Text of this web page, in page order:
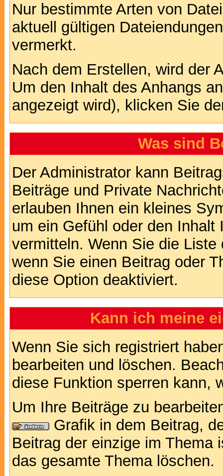
Nur bestimmte Arten von
aktuell gültigen
vermerkt.
Nach dem Erstellen, wird der
Um den Inhalt des Anhangs
angezeigt wird), klicken Sie
Was sind
Der Administrator kann
Beiträge und Private
erlauben Ihnen ein kleines
um ein Gefühl oder den
vermitteln. Wenn Sie die
wenn Sie einen Beitrag oder
diese Option deaktiviert.
Kann ich meine
Wenn Sie sich registriert
bearbeiten und löschen.
diese Funktion sperren kann,
Um Ihre Beiträge zu
Grafik in dem Beitrag,
Beitrag der einzige im Thema
das gesamte Thema löschen.